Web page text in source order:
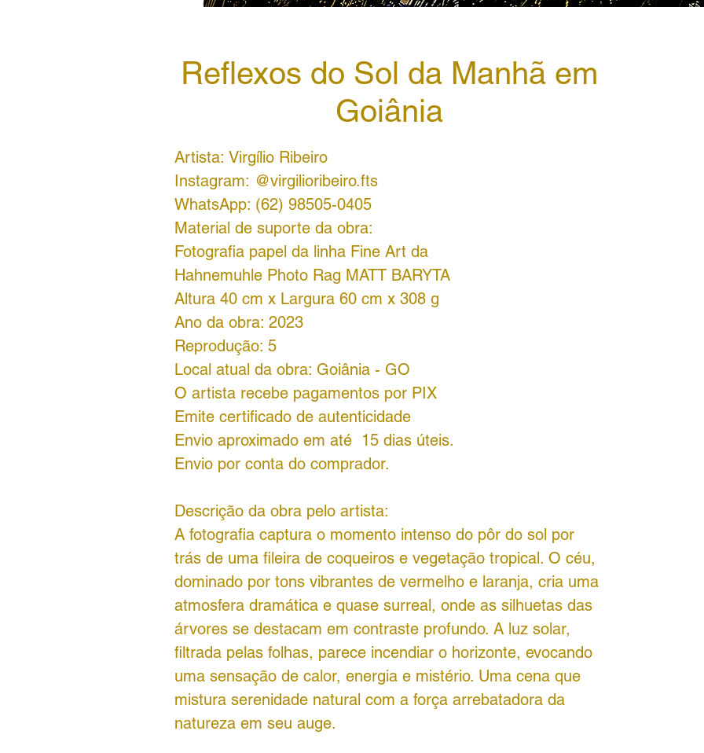
Reflexos do Sol da Manhã em
Goiânia
Artista: Virgílio Ribeiro
Instagram: @virgilioribeiro.fts
WhatsApp: (62) 98505-0405
Material de suporte da obra:
Fotografia papel da linha Fine Art da
Hahnemuhle Photo Rag MATT BARYTA
Altura 40 cm x Largura 60 cm x 308 g
Ano da obra: 2023
Reprodução: 5
Local atual da obra: Goiânia - GO
O artista recebe pagamentos por PIX
Emite certificado de autenticidade
Envio aproximado em até 15 dias úteis.
Envio por conta do comprador.
Descrição da obra pelo artista:
A fotografia captura o momento intenso do pôr do sol por
trás de uma fileira de coqueiros e vegetação tropical. O céu,
dominado por tons vibrantes de vermelho e laranja, cria uma
atmosfera dramática e quase surreal, onde as silhuetas das
árvores se destacam em contraste profundo. A luz solar,
filtrada pelas folhas, parece incendiar o horizonte, evocando
uma sensação de calor, energia e mistério. Uma cena que
mistura serenidade natural com a força arrebatadora da
natureza em seu auge.